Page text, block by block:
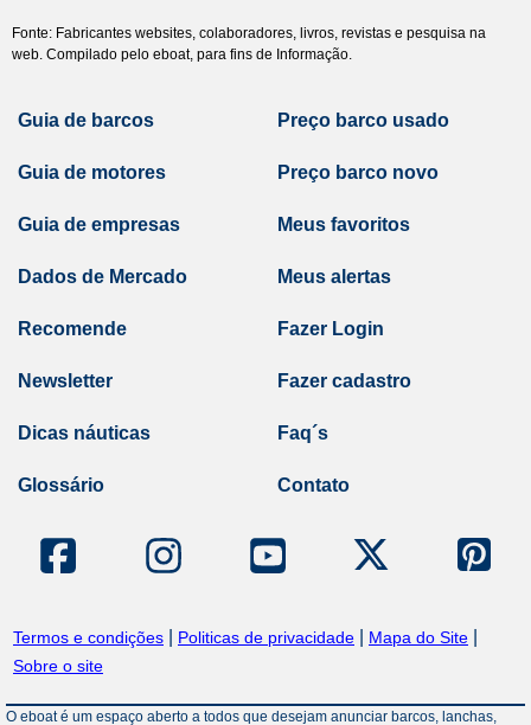
Fonte: Fabricantes websites, colaboradores, livros, revistas e pesquisa na
web. Compilado pelo eboat, para fins de Informação.
Guia de barcos
Guia de motores
Guia de empresas
Dados de Mercado
Preço barco usado
Preço barco novo
Meus favoritos
Meus alertas
Recomende
Newsletter
Dicas náuticas
Glossário
Fazer Login
Fazer cadastro
Faq´s
Contato
Termos e condições Politicas de privacidade Mapa do Site
Sobre o site
O eboat é um espaço aberto a todos que desejam anunciar barcos, lanchas,